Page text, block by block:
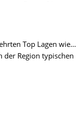
Top Lagen wie…
der Region typischen